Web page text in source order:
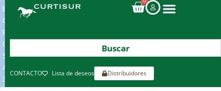
ENVIOS
GRATIS
POR
COMPRAS
SUPERIORES
A
300€*
CONTACTO Lista de deseos Distribuidores